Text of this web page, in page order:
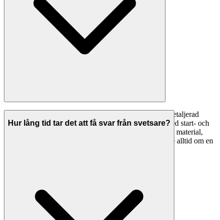
En professionell offert från en svetsare ska innehålla: detaljerad
specifikation av arbetet, material som ingår, tidsplan med start- och
slutdatum, total kostnad uppdelad på arbetskostnad och material,
betalningsvillkor, garantier och eventuella förbehåll. Be alltid om en
Hur lång tid tar det att få svar från svetsare?